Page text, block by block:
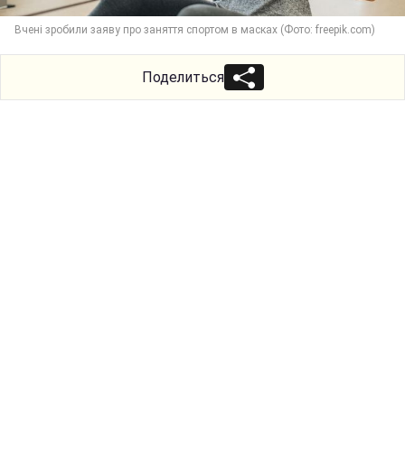
Вчені зробили заяву про заняття спортом в масках (Фото: freepik.com)
Поделиться